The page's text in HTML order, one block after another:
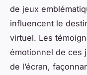
de jeux
influencent le
virtuel. Les
émotionnel de ces
de l’écran,